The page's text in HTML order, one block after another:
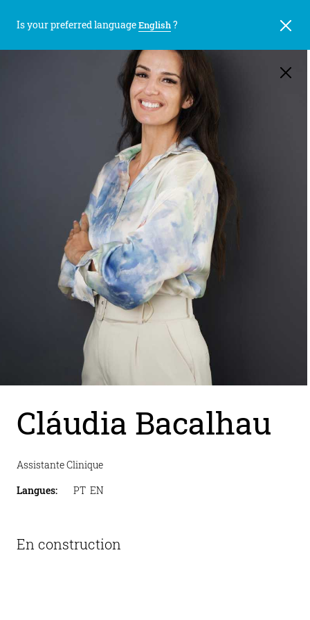
Is your preferred languageEnglish?
Cláudia Bacalhau
Assistante Clinique
Langues: PT  EN
En construction